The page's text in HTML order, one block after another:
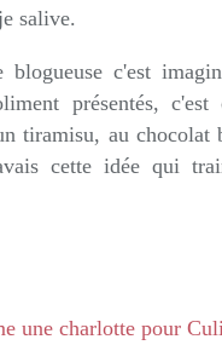
salive.
c'est
présentés, c'est
tiramisu, au chocolat
cette idée qui